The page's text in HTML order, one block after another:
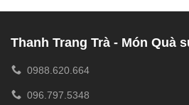
Thanh Trang Trà - Món Quà
0988.620.664
096.797.5348